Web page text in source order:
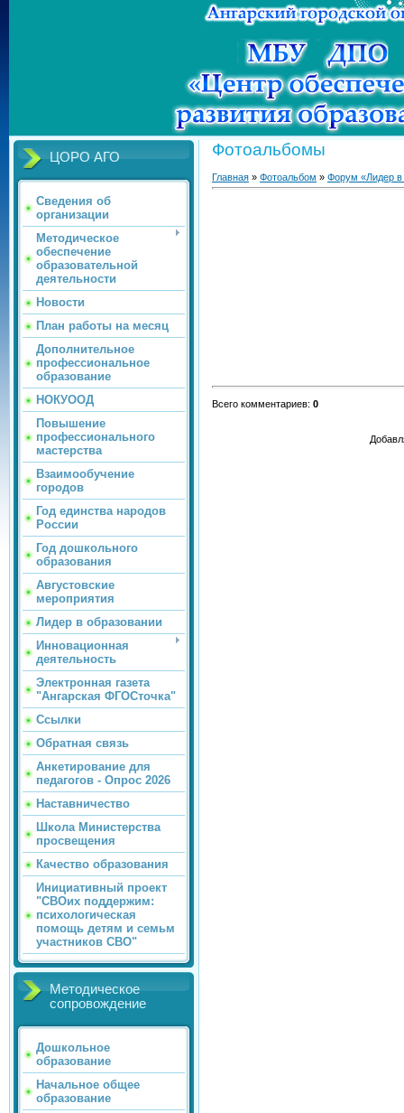
ЦОРО АГО
Сведения об
организации
Методическое
обеспечение
образовательной
деятельности
Новости
План работы на месяц
Дополнительное
профессиональное
образование
НОКУООД
Повышение
профессионального
мастерства
Взаимообучение
городов
Год единства народов
России
Год дошкольного
образования
Августовские
мероприятия
Лидер в образовании
Инновационная
деятельность
Электронная газета
"Ангарская ФГОСточка"
Ссылки
Обратная связь
Анкетирование для
педагогов - Опрос 2026
Наставничество
Школа Министерства
просвещения
Качество образования
Инициативный проект
"СВОих поддержим:
психологическая
помощь детям и семьм
участников СВО"
Методическое
сопровождение
Дошкольное
образование
Начальное общее
образование
Фотоальбомы
Главная » Фотоальбом » Форум «Лидер в
Всего комментариев: 0